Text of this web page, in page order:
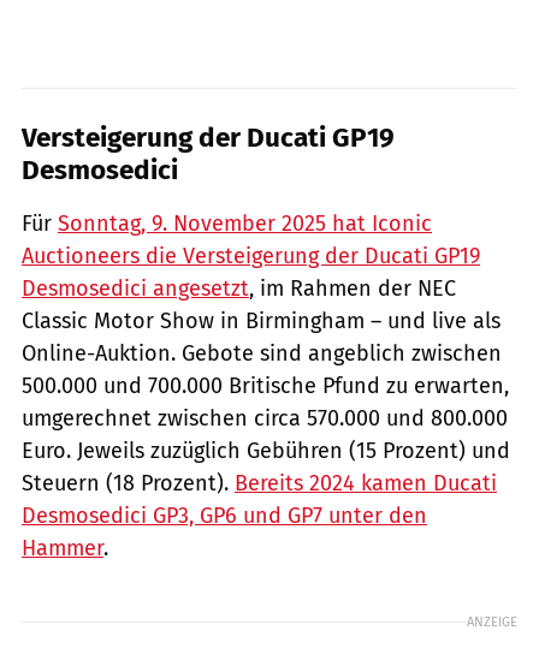
Versteigerung der Ducati GP19
Desmosedici
Für Sonntag, 9. November 2025 hat Iconic
Auctioneers die Versteigerung der Ducati GP19
Desmosedici angesetzt, im Rahmen der NEC
Classic Motor Show in Birmingham – und live als
Online-Auktion. Gebote sind angeblich zwischen
500.000 und 700.000 Britische Pfund zu erwarten,
umgerechnet zwischen circa 570.000 und 800.000
Euro. Jeweils zuzüglich Gebühren (15 Prozent) und
Steuern (18 Prozent). Bereits 2024 kamen Ducati
Desmosedici GP3, GP6 und GP7 unter den
Hammer.
ANZEIGE